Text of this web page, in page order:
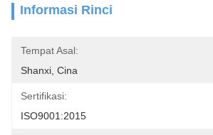
Informasi Rinci
Tempat Asal:
Shanxi, Cina
Sertifikasi:
ISO9001:2015